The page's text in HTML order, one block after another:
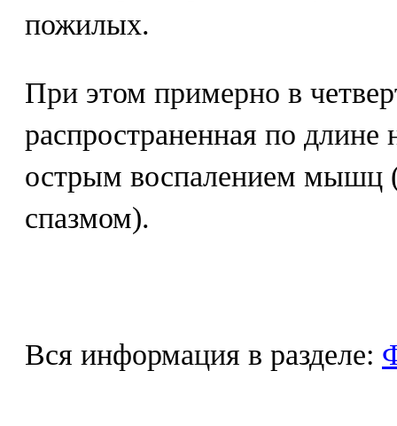
пожилых.
При этом примерно в
распространенная по длине
острым воспалением
спазмом).
Вся информация в разделе: